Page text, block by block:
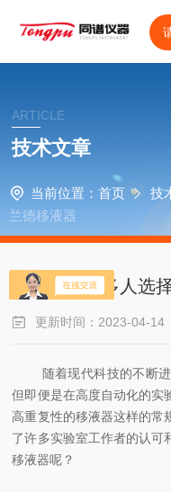
ARTICLE
技术文章
当前位置： 首页 技
兰德移液器
为什么这么多人选
更新时间：2023-04-14
随着现代科技的不断进
但即便是在高度自动化的实
高重复性的移液器这样的常
了许多实验室工作者的认可
移液器呢？